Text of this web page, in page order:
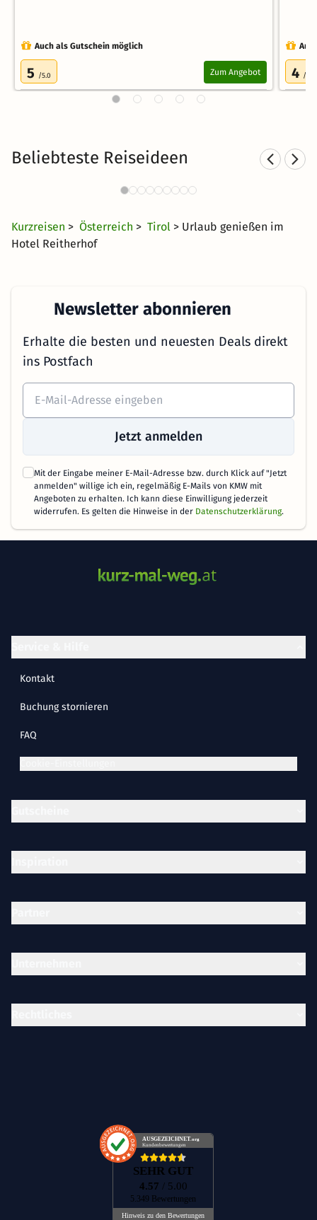
Auch als Gutschein möglich
5 /5.0 Zum Angebot 4 /5.0
Beliebteste Reiseideen
Kurzurlaub in den Bergen
4417 Angebote
Kurzreisen > Österreich > Tirol > Urlaub genießen im
Hotel Reitherhof
Newsletter abonnieren
Erhalte die besten und neuesten Deals direkt
ins Postfach
Jetzt anmelden
Mit der Eingabe meiner E-Mail-Adresse bzw. durch Klick auf "Jetzt
anmelden" willige ich ein, regelmäßig E-Mails von KMW mit
Angeboten zu erhalten. Ich kann diese Einwilligung jederzeit
widerrufen. Es gelten die Hinweise in der Datenschutzerklärung.
AUSGEZEICHNET.org
Kundenbewertungen
SEHR GUT
4.57 / 5.00
5.349 Bewertungen
Hinweis zu den Bewertungen
Kontakt
Buchung stornieren
FAQ